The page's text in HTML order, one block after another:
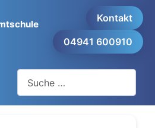
Kontakt
04941 600910